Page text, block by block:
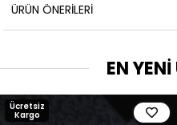
ÜRÜN ÖNERILERI
EN YENİ
Ücretsiz
Kargo